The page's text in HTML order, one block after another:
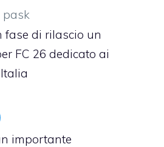
pask
fase di rilascio un
FC 26 dedicato ai
importante